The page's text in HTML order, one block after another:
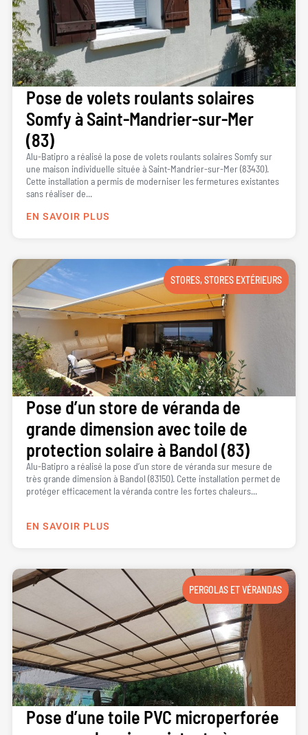
Pose de volets roulants solaires
Somfy à Saint-Mandrier-sur-Mer
(83)
Alu-Batipro a réalisé la pose de volets roulants solaires Somfy sur
une maison individuelle située à Saint-Mandrier-sur-Mer (83430).
Cette installation a permis de moderniser les fermetures existantes
sans réaliser de...
EN SAVOIR PLUS
STORES,STORES EXTÉRIEURS
Pose d’un store de véranda de
grande dimension avec toile de
protection solaire à Bandol (83)
Alu-Batipro a réalisé la pose d’un store de véranda sur mesure de
très grande dimension à Bandol (83150). Cette installation permet de
protéger efficacement la véranda contre les fortes chaleurs...
EN SAVOIR PLUS
PERGOLAS ET VÉRANDAS
Pose d’une toile PVC microperforée